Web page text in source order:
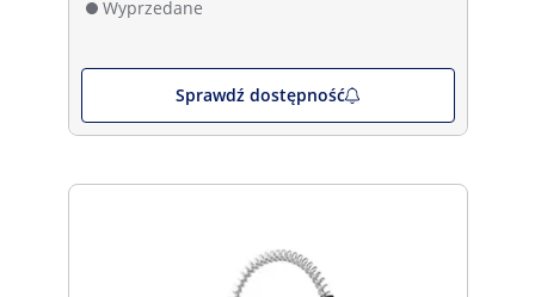
Wyprzedane
Sprawdź dostępność